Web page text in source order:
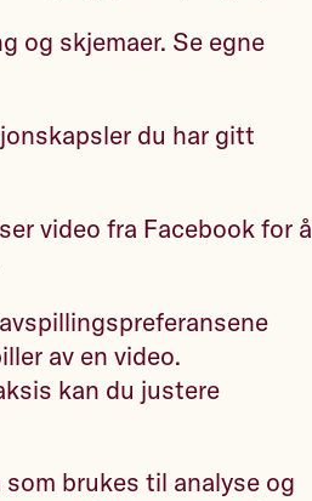
og skjemaer. Se egne
du har gitt
video fra Facebook for å
av en video.
kan du justere
brukes til analyse og